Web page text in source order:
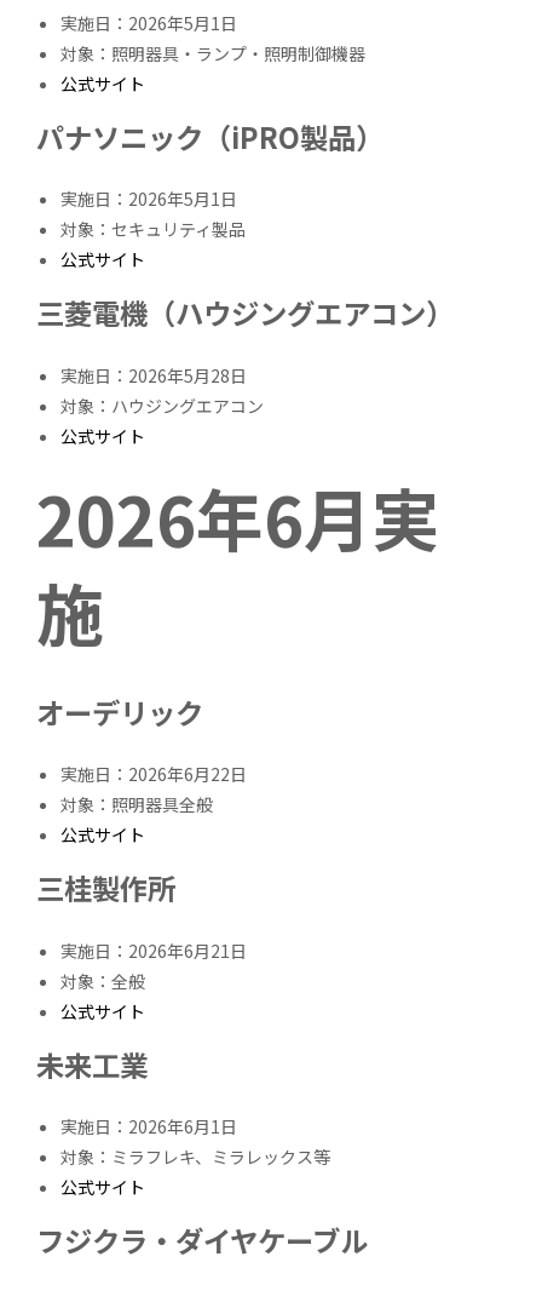
実施日：2026年5月1日
対象：照明器具・ランプ・照明制御機器
公式サイト
パナソニック（iPRO製品）
実施日：2026年5月1日
対象：セキュリティ製品
公式サイト
三菱電機（ハウジングエアコン）
実施日：2026年5月28日
対象：ハウジングエアコン
公式サイト
2026年6月実
施
オーデリック
実施日：2026年6月22日
対象：照明器具全般
公式サイト
三桂製作所
実施日：2026年6月21日
対象：全般
公式サイト
未来工業
実施日：2026年6月1日
対象：ミラフレキ、ミラレックス等
公式サイト
フジクラ・ダイヤケーブル